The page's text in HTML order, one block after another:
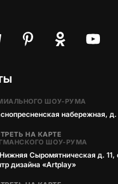
ШОУ-РУМА
набережная, д.
НА КАРТЕ
ШОУ-РУМА
Сыромятническая д. 11,
дизайна «Artplay»